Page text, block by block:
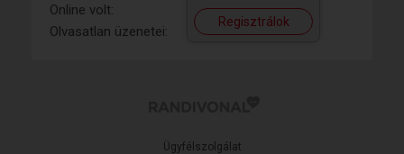
Online volt:
Olvasatlan üzenetei:
Regisztrálok
Ügyfélszolgálat